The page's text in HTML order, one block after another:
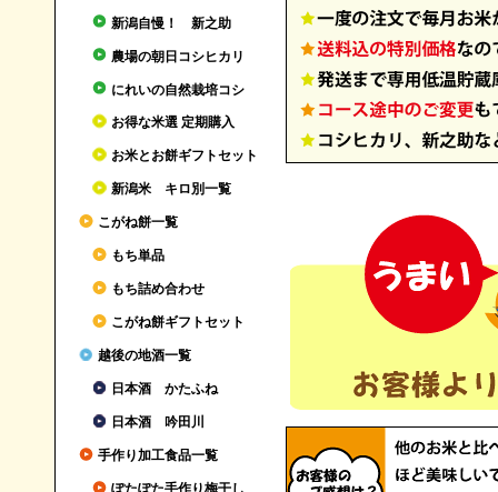
新潟自慢！ 新之助
農場の朝日コシヒカリ
にれいの自然栽培コシ
お得な米選 定期購入
お米とお餅ギフトセット
新潟米 キロ別一覧
こがね餅一覧
もち単品
もち詰め合わせ
こがね餅ギフトセット
越後の地酒一覧
日本酒 かたふね
日本酒 吟田川
手作り加工食品一覧
ぽたぽた手作り梅干し